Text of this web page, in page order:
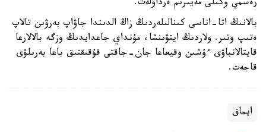
رەسمي وكىلى مەيىرىم ەرداۋلەت.
بالانىڭ اتا-اناسى كىنالىلەردىڭ زاڭ الدىندا جاۋاپ بەرۋىن تالاپ
ەتىپ وتىر. ولاردىڭ ايتۋىنشا، مۇنداي جاعدايدىڭ وزگە بالالارعا
قايتالانباۋى ءۇشىن وقيعاعا جان-جاقتى قۇقىقتىق باعا بەرىلۋى
قاجەت.
ايماق